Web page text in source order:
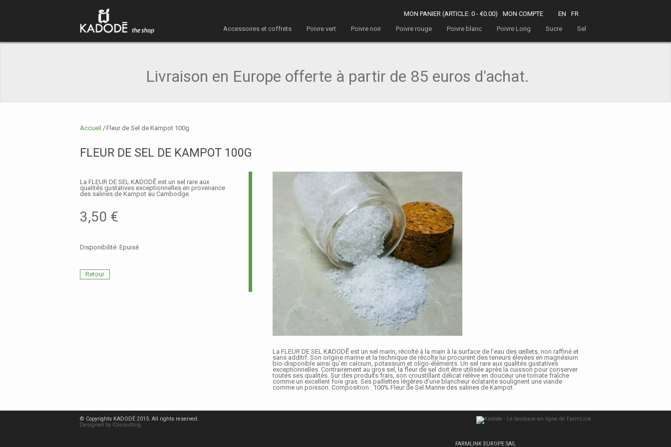
MON PANIER (ARTICLE: 0 - €0.00) MON COMPTE EN
FR
Accessoires et coffrets
Poivre vert Poivre noir Poivre rouge Poivre blanc Poivre Long Sucre Sel
Livraison en Europe offerte à partir de 85 euros d'achat.
Accueil /Fleur de Sel de Kampot 100g
FLEUR DE SEL DE KAMPOT 100G
La FLEUR DE SEL KADODĒ est un sel rare aux
qualités gustatives exceptionnelles en provenance
des salines de Kampot au Cambodge.
3,50 €
Disponibilité: Epuisé
Retour
La FLEUR DE SEL KADODĒ est un sel marin, récolté à la main à la surface de l’eau des œillets, non raffiné et
sans additif. Son origine marine et la technique de récolte lui procurent des teneurs élevées en magnésium
bio-disponible ainsi qu’en calcium, potassium et oligo-éléments. Un sel rare aux qualités gustatives
exceptionnelles. Contrairement au gros sel, la fleur de sel doit être utilisée après la cuisson pour conserver
toutes ses qualités. Sur des produits frais, son croustillant délicat relève en douceur une tomate fraîche
comme un excellent foie gras. Ses paillettes légères d’une blancheur éclatante soulignent une viande
comme un poisson. Composition : 100% Fleur de Sel Marine des salines de Kampot.
© Copyrights KADODÉ 2015. All rights reserved.
Designed by IConsulting
FARMLINK EUROPE SAS,